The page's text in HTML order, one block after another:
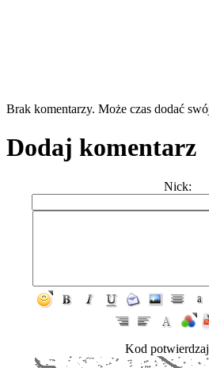
Brak komentarzy. Może czas dodać
Dodaj komentarz
Nick:
Kod